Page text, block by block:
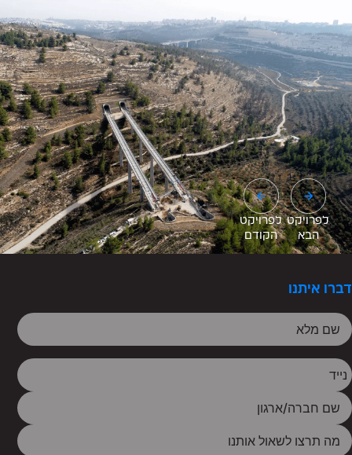
חו"ל
חניונים
BRT ונתיבי תחבורה ציבורית
לפרויקט
הבא
לפרויקט
הקודם
דברו איתנו